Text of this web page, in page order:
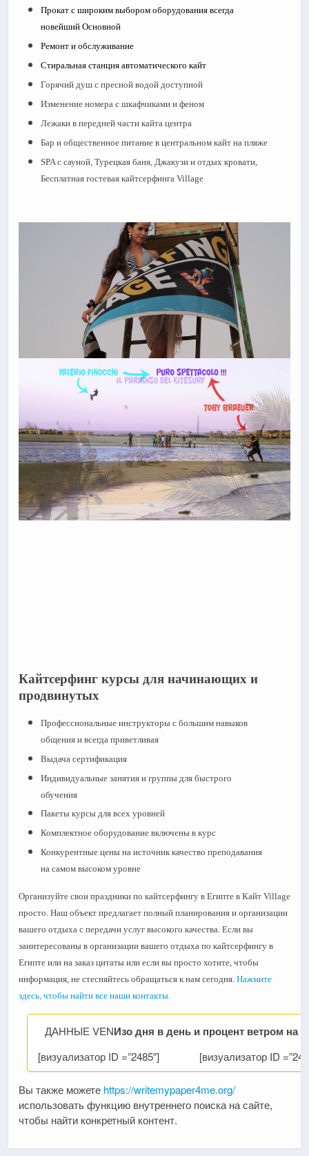
Прокат с широким выбором оборудования всегда
новейший Основной
Ремонт и обслуживание
Стиральная станция автоматического кайт
Горячий душ с пресной водой доступной
Изменение номера с шкафчиками и феном
Лежаки в передней части кайта центра
Бар и общественное питание в центральном кайт на пляже
SPA с сауной, Турецкая баня, Джакузи и отдых кровати,
Бесплатная гостевая кайтсерфинга Village
Кайтсерфинг курсы для начинающих и
продвинутых
Профессиональные инструкторы с большим навыков
общения и всегда приветливая
Выдача сертификация
Индивидуальные занятия и группы для быстрого
обучения
Пакеты курсы для всех уровней
Комплектное оборудование включены в курс
Конкурентные цены на источник качество преподавания
на самом высоком уровне
Организуйте свои праздники по кайтсерфингу в Египте в Кайт Village
просто. Наш объект предлагает полный планирования и организации
вашего отдыха с передачи услуг высокого качества. Если вы
заинтересованы в организации вашего отдыха по кайтсерфингу в
Египте или на заказ цитаты или если вы просто хотите, чтобы
информация, не стесняйтесь обращаться к нам сегодня. Нажмите
здесь, чтобы найти все наши контакты.
ДАННЫЕ VENИзо дня в день и процент ветром на
[визуализатор ID =”2485″] [визуализатор ID
Вы также можете https://writemypaper4me.org/
использовать функцию внутреннего поиска на сайте,
чтобы найти конкретный контент.